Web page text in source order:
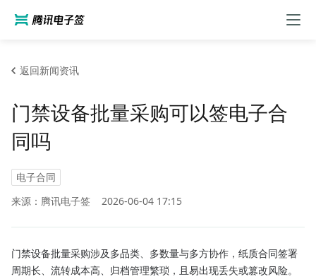
返回新闻资讯
门禁设备批量采购可以签电子合
同吗
电子合同
来源：腾讯电子签
2026-06-04 17:15
门禁设备批量采购涉及多品类、多数量与多方协作，纸质合同签署
周期长、流转成本高、归档管理繁琐，且易出现丢失或篡改风险。